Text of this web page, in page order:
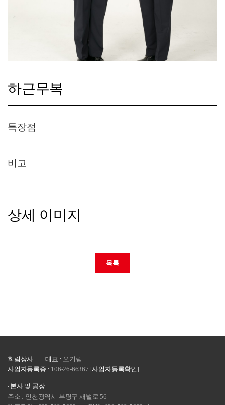
하근무복
특장점
비고
상세 이미지
목록
희림상사 대표 : 오기림
사업자등록증 : 106-26-66367 [사업자등록확인]
본사 및 공장
주소 : 인천광역시 부평구 새벌로 56